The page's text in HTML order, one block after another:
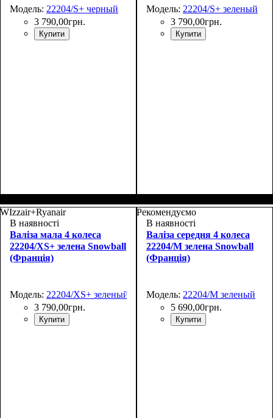
Модель: 22204/S+ черный
3 790,00грн.
Купити
55х37х20+4
Модель: 22204/S+ зеленый
3 790,00грн.
Купити
55х37х20+5
WIzzair+Ryanair
В наявності
Валіза мала 4 колеса
22204/XS+ зелена Snowball
(Франція)
Модель: 22204/XS+ зеленый
3 790,00грн.
Купити
Рекомендуємо
В наявності
Валіза середня 4 колеса
22204/M зелена Snowball
(Франція)
Модель: 22204/M зеленый
5 690,00грн.
Купити